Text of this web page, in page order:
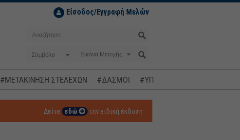
Είσοδος/Εγγραφή Μελών
Σύμβολο
#ΜΕΤΑΚΙΝΗΣΗ ΣΤΕΛΕΧΩΝ #ΔΑΣΜΟΙ #ΥΠΟΚΛΟΠΕΣ
Δείτε εδώ την ειδική έκδοση